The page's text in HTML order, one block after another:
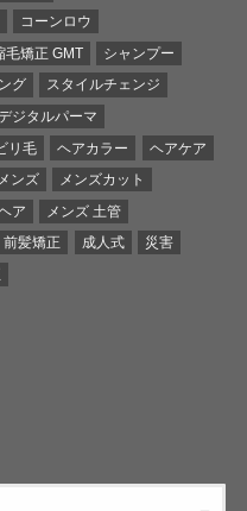
コーンロウ
毛矯正 GMT
シャンプー
グ
スタイルチェンジ
ジタルパーマ
リ毛 ヘアカラー
ヘアケア
メンズ
メンズカット
ア
メンズ 土管
前髪矯正 成人式
災害